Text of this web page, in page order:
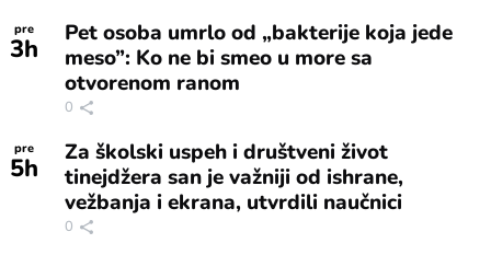
pre
3h
Pet osoba umrlo od „bakterije koja jede
meso”: Ko ne bi smeo u more sa
otvorenom ranom
0
pre
5h
Za školski uspeh i društveni život
tinejdžera san je važniji od ishrane,
vežbanja i ekrana, utvrdili naučnici
0